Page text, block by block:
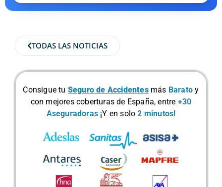
TODAS LAS NOTICIAS
Consigue tu Seguro de Accidentesmás Barato y
con mejores coberturas de España, entre +30
Aseguradoras ¡Y en solo2 minutos!